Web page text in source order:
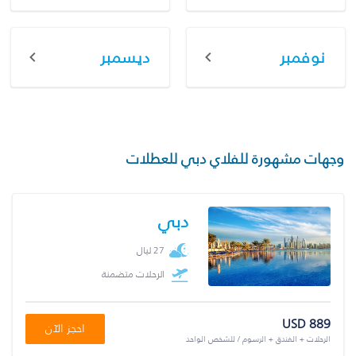
نوفمبر ديسمبر
وجهات مشهورة للفلاي دبي للعطلات
دبي
27 ليال
الرحلات متضمنة
USD 889
الرحلات + الفندق + الرسوم / للشخص الواحد
احجز الآن